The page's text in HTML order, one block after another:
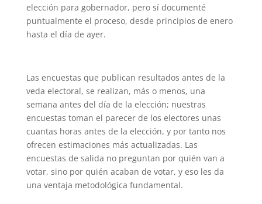
elección para gobernador, pero sí documenté
puntualmente el proceso, desde principios de enero
hasta el día de ayer.
Las encuestas que publican resultados antes de la
veda electoral, se realizan, más o menos, una
semana antes del día de la elección; nuestras
encuestas toman el parecer de los electores unas
cuantas horas antes de la elección, y por tanto nos
ofrecen estimaciones más actualizadas. Las
encuestas de salida no preguntan por quién van a
votar, sino por quién acaban de votar, y eso les da
una ventaja metodológica fundamental.